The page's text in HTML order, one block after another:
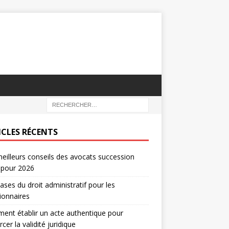
RÉCENTS
conseils des avocats succession
2026
du droit administratif pour les
établir un acte authentique pour
la validité juridique